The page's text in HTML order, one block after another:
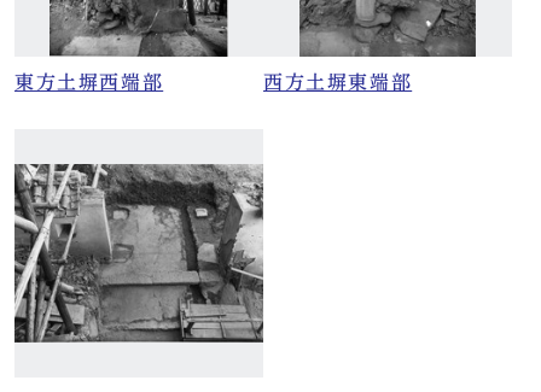
東方土塀西端部 西方土塀東端部